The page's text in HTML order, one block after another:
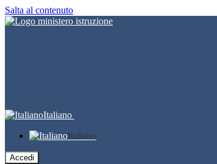
Salta al contenuto
Italiano
Italiano
Accedi